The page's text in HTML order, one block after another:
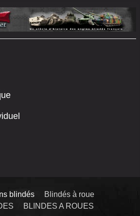
blindés
Blindés à roue
BLINDES A ROUES